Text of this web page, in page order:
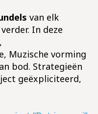
van elk
In deze
Muzische vorming
bod. Strategieën
geëxpliciteerd,